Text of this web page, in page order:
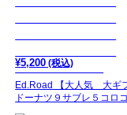
¥5,200 (税込)
Ed.Road 【大人気 大ギ
ドーナツ９サブレ５コロ